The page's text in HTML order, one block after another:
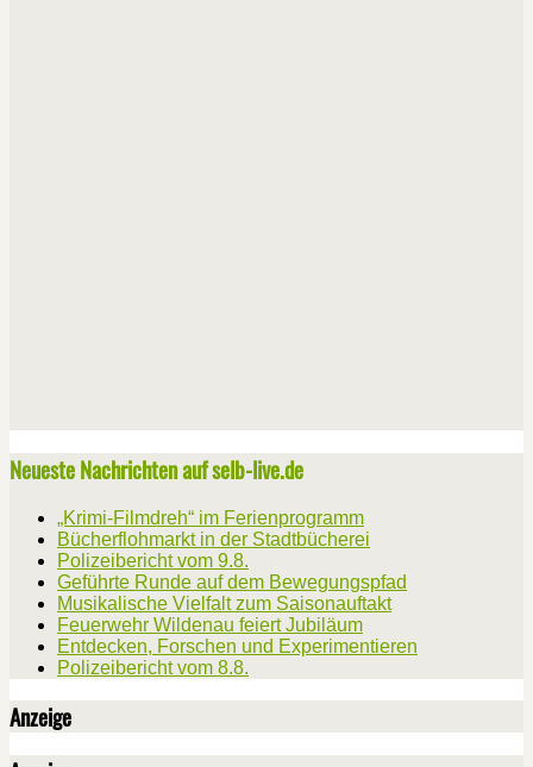
Neueste Nachrichten auf selb-live.de
„Krimi-Filmdreh“ im Ferienprogramm
Bücherflohmarkt in der Stadtbücherei
Polizeibericht vom 9.8.
Geführte Runde auf dem Bewegungspfad
Musikalische Vielfalt zum Saisonauftakt
Feuerwehr Wildenau feiert Jubiläum
Entdecken, Forschen und Experimentieren
Polizeibericht vom 8.8.
Anzeige